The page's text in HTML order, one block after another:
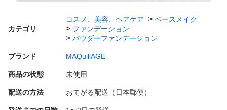
カテゴリ
コスメ、美容、ヘアケア
ベースメイク
ファンデーション
パウダーファンデーション
ブランド MAQuillAGE
商品の状態 未使用
配送の方法 おてがる配送（日本郵便）